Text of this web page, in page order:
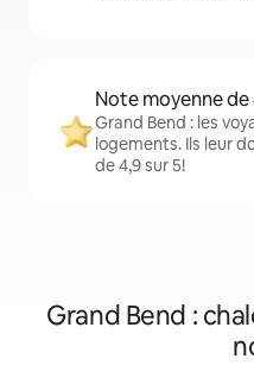
Note moyenne de
Grand Bend : les
logements. Ils leur
de 4,9 sur 5!
Grand Bend :